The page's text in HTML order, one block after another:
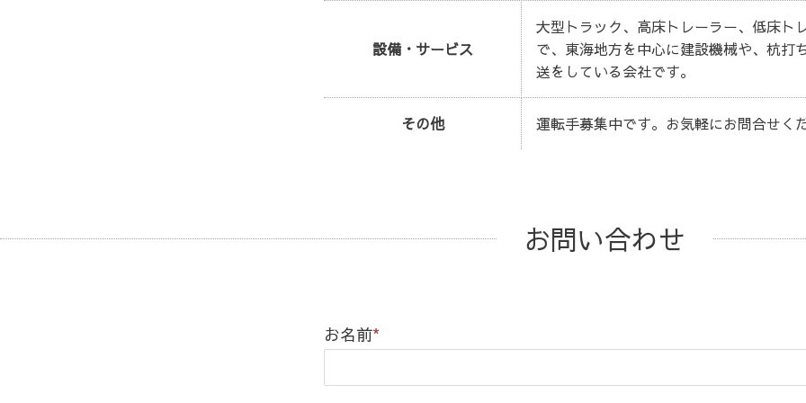
設備・サービス
大型トラック、高床トレーラー、低床ト
で、東海地方を中心に建設機械や、杭打
送をしている会社です。
その他 運転手募集中です。お気軽にお問合せくだ
お問い合わせ
お名前*